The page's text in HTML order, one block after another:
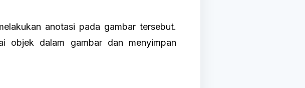
anotasi pada gambar tersebut.
objek dalam gambar dan menyimpan